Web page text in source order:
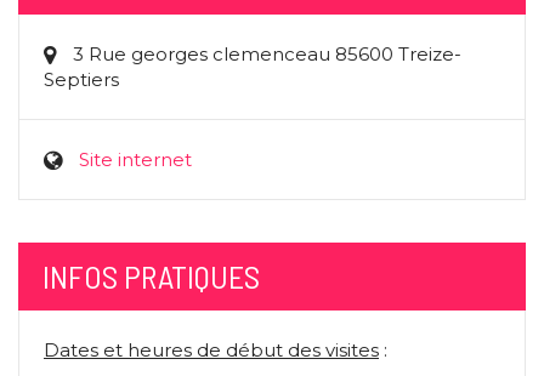
3 Rue georges clemenceau 85600 Treize-
Septiers
Site internet
INFOS PRATIQUES
Dates et heures de début des visites :